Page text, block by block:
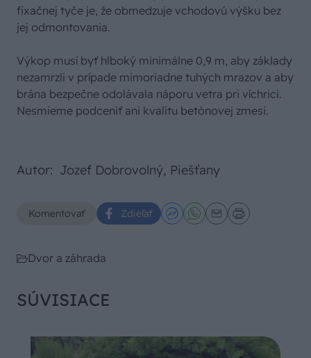
fixačnej tyče je, že obmedzuje vchodovú výšku bez
jej odmontovania.
Výkop musí byť hlboký minimálne 0,9 m, aby základy
nezamrzli v prípade mimoriadne tuhých mrazov a aby
brána bezpečne odolávala náporu vetra pri víchrici.
Nesmieme podceniť ani kvalitu betónovej zmesi.
Autor: Jozef Dobrovolný, Piešťany
Komentovať Zdieľať
Dvor a záhrada
SÚVISIACE